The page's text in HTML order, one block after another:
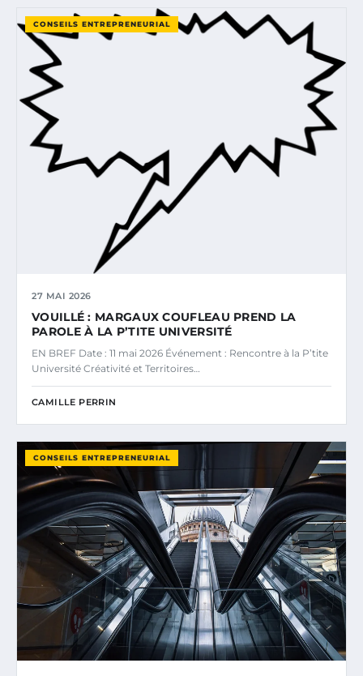
CONSEILS ENTREPRENEURIAL
27 MAI 2026
VOUILLÉ : MARGAUX COUFLEAU PREND LA
PAROLE À LA P’TITE UNIVERSITÉ
EN BREF Date : 11 mai 2026 Événement : Rencontre à la P’tite
Université Créativité et Territoires…
CAMILLE PERRIN
CONSEILS ENTREPRENEURIAL